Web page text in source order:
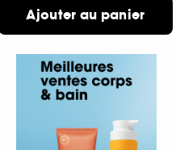
Ajouter au panier